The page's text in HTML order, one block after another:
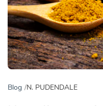
Blog N. PUDENDALE